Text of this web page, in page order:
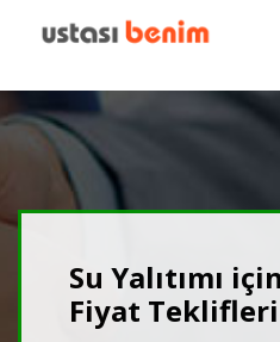
Su Yalıtımı için
Fiyat